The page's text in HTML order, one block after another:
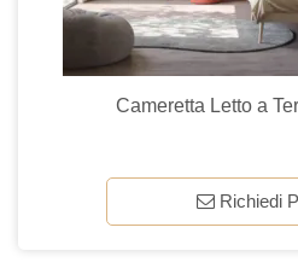
Cameretta Letto a
Richiedi